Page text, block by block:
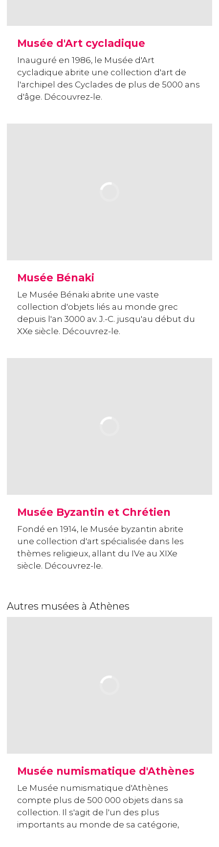
Musée d'Art cycladique
Inauguré en 1986, le Musée d'Art
cycladique abrite une collection d'art de
l'archipel des Cyclades de plus de 5000 ans
d'âge. Découvrez-le.
Musée Bénaki
Le Musée Bénaki abrite une vaste
collection d'objets liés au monde grec
depuis l'an 3000 av. J.-C. jusqu'au début du
XXe siècle. Découvrez-le.
Musée Byzantin et Chrétien
Fondé en 1914, le Musée byzantin abrite
une collection d'art spécialisée dans les
thèmes religieux, allant du IVe au XIXe
siècle. Découvrez-le.
Autres musées à Athènes
Musée numismatique d'Athènes
Le Musée numismatique d'Athènes
compte plus de 500 000 objets dans sa
collection. Il s'agit de l'un des plus
importants au monde de sa catégorie,